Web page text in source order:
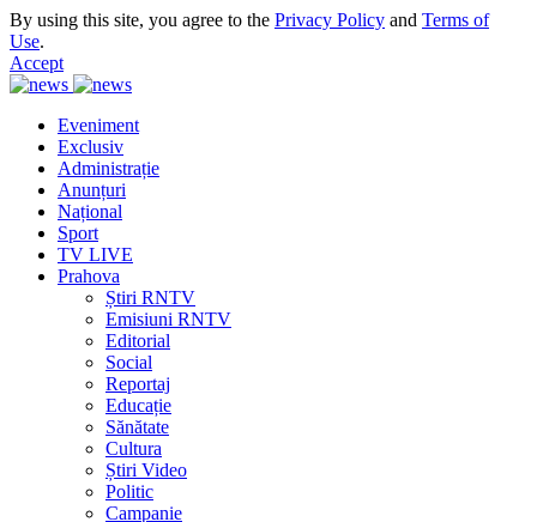
By using this site, you agree to the Privacy Policy and Terms of
Use.
Accept
Eveniment
Exclusiv
Administrație
Anunțuri
Național
Sport
TV LIVE
Prahova
Știri RNTV
Emisiuni RNTV
Editorial
Social
Reportaj
Educație
Sănătate
Cultura
Știri Video
Politic
Campanie